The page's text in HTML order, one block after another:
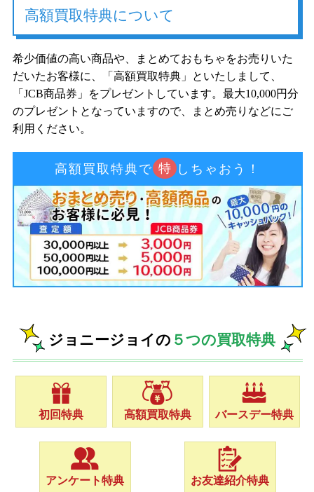
高額買取特典について
希少価値の高い商品や、まとめておもちゃをお売りいた
だいたお客様に、「高額買取特典」といたしまして、
「JCB商品券」をプレゼントしています。最大10,000円分
のプレゼントとなっていますので、まとめ売りなどにご
利用ください。
高額買取特典で 特 しちゃおう！
ジョニージョイの ５つの買取特典
初回特典 高額買取特典 バースデー特典
アンケート特典 お友達紹介特典